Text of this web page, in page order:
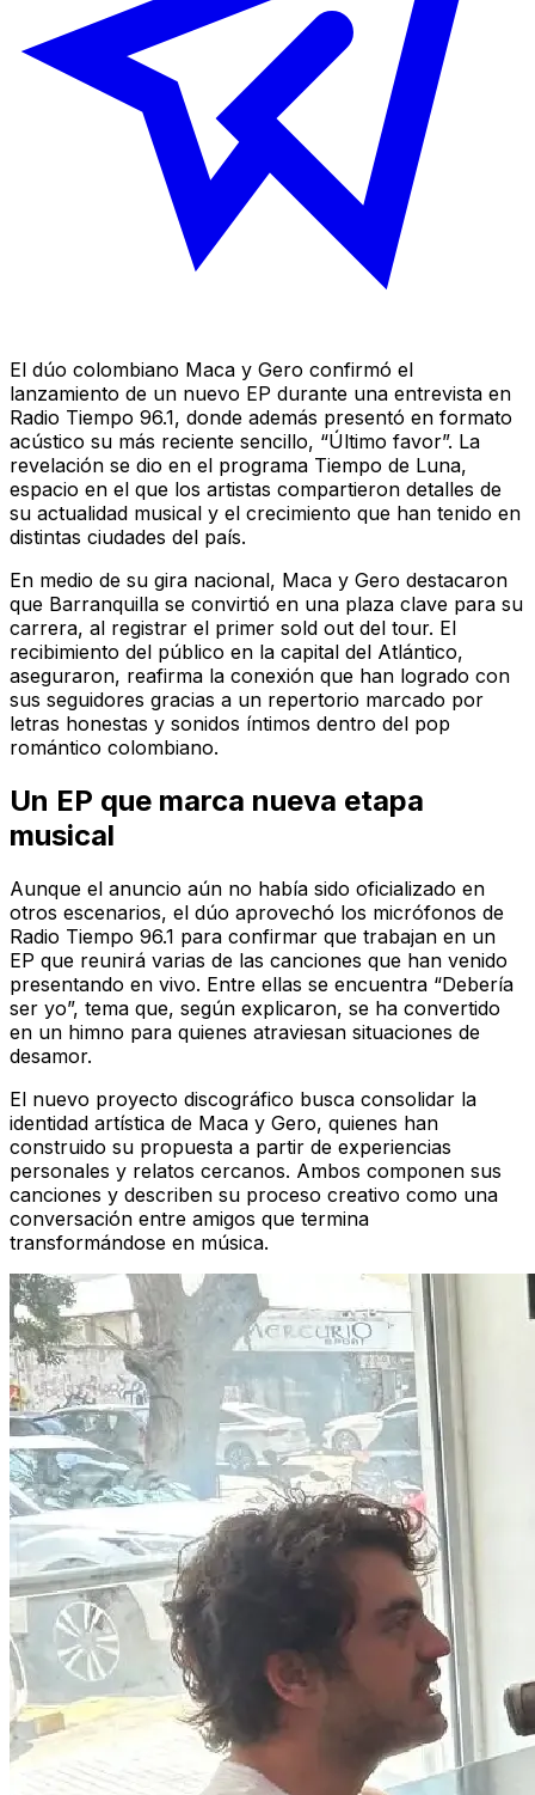
El dúo colombiano Maca y Gero confirmó el
lanzamiento de un nuevo EP durante una entrevista en
Radio Tiempo 96.1, donde además presentó en formato
acústico su más reciente sencillo, “Último favor”. La
revelación se dio en el programa Tiempo de Luna,
espacio en el que los artistas compartieron detalles de
su actualidad musical y el crecimiento que han tenido en
distintas ciudades del país.
En medio de su gira nacional, Maca y Gero destacaron
que Barranquilla se convirtió en una plaza clave para su
carrera, al registrar el primer sold out del tour. El
recibimiento del público en la capital del Atlántico,
aseguraron, reafirma la conexión que han logrado con
sus seguidores gracias a un repertorio marcado por
letras honestas y sonidos íntimos dentro del pop
romántico colombiano.
Un EP que marca nueva etapa
musical
Aunque el anuncio aún no había sido oficializado en
otros escenarios, el dúo aprovechó los micrófonos de
Radio Tiempo 96.1 para confirmar que trabajan en un
EP que reunirá varias de las canciones que han venido
presentando en vivo. Entre ellas se encuentra “Debería
ser yo”, tema que, según explicaron, se ha convertido
en un himno para quienes atraviesan situaciones de
desamor.
El nuevo proyecto discográfico busca consolidar la
identidad artística de Maca y Gero, quienes han
construido su propuesta a partir de experiencias
personales y relatos cercanos. Ambos componen sus
canciones y describen su proceso creativo como una
conversación entre amigos que termina
transformándose en música.